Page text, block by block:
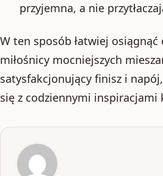
przyjemna, a nie
W ten sposób łatwiej
miłośnicy mocniejszych
satysfakcjonujący finisz i
się z codziennymi inspiracjami